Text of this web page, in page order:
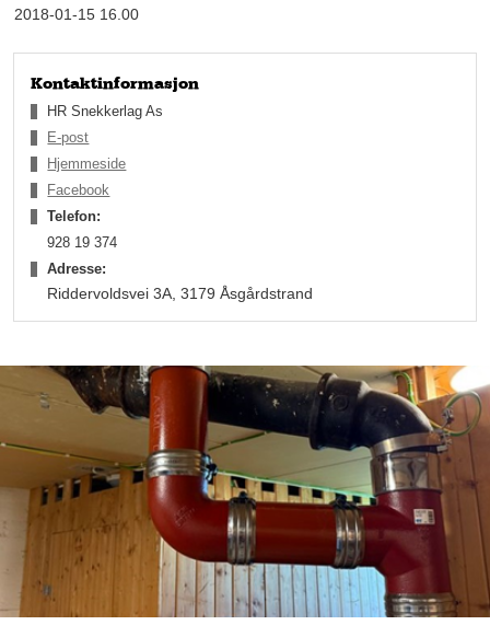
snekkerlaget satsningen mot det private markedet.
– Vi skal få opprettet en nettside og kjøre en liten kampanje for
å komme oss inn på privatmarkedet, forteller Sæterlid om
planene for nyåret.
– Da skal vi satse litt på omkledning av bygg, takjobber, indre
rehabiliteringsprosjekt og større bygg, sier tømreren.
Han legger til at de holder på med kurs for våtromssertifikater
for å kunne tilby full pakkeløsning til sine kunder.
Ingen slurv og rot
nå tre fulltidsansatte. Daglig leder har selv ti års erfaring innen
tømrerfaget, og har tidligere jobbet for Robin Christensen
Snekkerservice før han fant ut at han ville starte for seg selv.
Sæterlid forteller at de etter en utskiftning i HR Snekkerlag AS
siden oppstart, står med en gjeng ivrige ansatte som alle er
med på å dra lasset i samme retning.
– Etter utskiftningen ble det veldig mye bedre. Alle er ivrige, alle
vil rydde etter seg og ta de fem minuttene ekstra på slutten av
dagen for å være med å dra lasset, sier Sæterlid.
2018-01-15 16.00
Kontaktinformasjon
HR Snekkerlag As
E-post
Hjemmeside
Facebook
Telefon:
928 19 374
Adresse:
Riddervoldsvei 3A, 3179 Åsgårdstrand